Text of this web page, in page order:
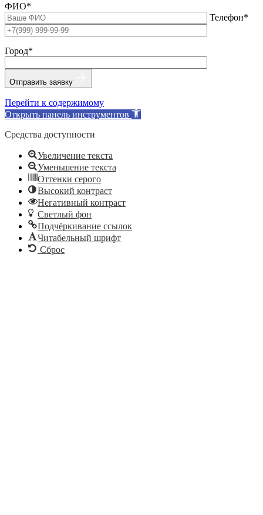
ФИО*
Телефон*
Город*
Отправить заявку
Перейти к содержимому
Открыть панель инструментов
Средства доступности
Увеличение текста
Уменьшение текста
Оттенки серого
Высокий контраст
Негативный контраст
Светлый фон
Подчёркивание ссылок
Читабельный шрифт
Сброс